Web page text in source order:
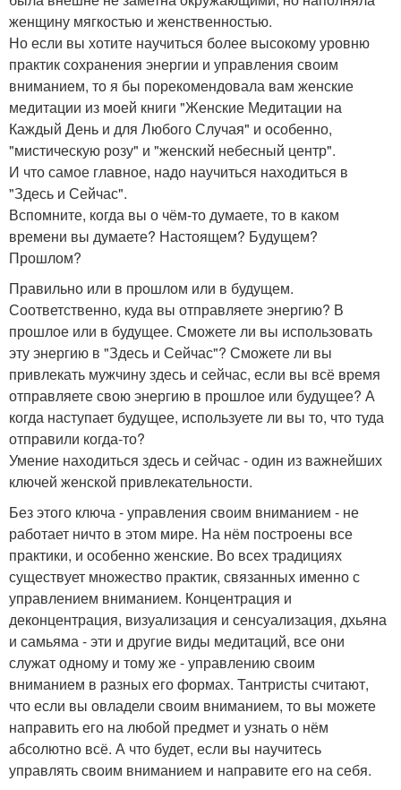
женщину мягкостью и женственностью.
Но если вы хотите научиться более высокому уровню
практик сохранения энергии и управления своим
вниманием, то я бы порекомендовала вам женские
медитации из моей книги "Женские Медитации на
Каждый День и для Любого Случая" и особенно,
"мистическую розу" и "женский небесный центр".
И что самое главное, надо научиться находиться в
"Здесь и Сейчас".
Вспомните, когда вы о чём-то думаете, то в каком
времени вы думаете? Настоящем? Будущем?
Прошлом?
Правильно или в прошлом или в будущем.
Соответственно, куда вы отправляете энергию? В
прошлое или в будущее. Сможете ли вы использовать
эту энергию в "Здесь и Сейчас"? Сможете ли вы
привлекать мужчину здесь и сейчас, если вы всё время
отправляете свою энергию в прошлое или будущее? А
когда наступает будущее, используете ли вы то, что туда
отправили когда-то?
Умение находиться здесь и сейчас - один из важнейших
ключей женской привлекательности.
Без этого ключа - управления своим вниманием - не
работает ничто в этом мире. На нём построены все
практики, и особенно женские. Во всех традициях
существует множество практик, связанных именно с
управлением вниманием. Концентрация и
деконцентрация, визуализация и сенсуализация, дхьяна
и самьяма - эти и другие виды медитаций, все они
служат одному и тому же - управлению своим
вниманием в разных его формах. Тантристы считают,
что если вы овладели своим вниманием, то вы можете
направить его на любой предмет и узнать о нём
абсолютно всё. А что будет, если вы научитесь
управлять своим вниманием и направите его на себя.